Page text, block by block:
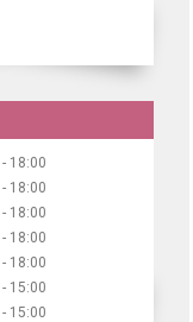
18:00
18:00
18:00
18:00
18:00
15:00
15:00